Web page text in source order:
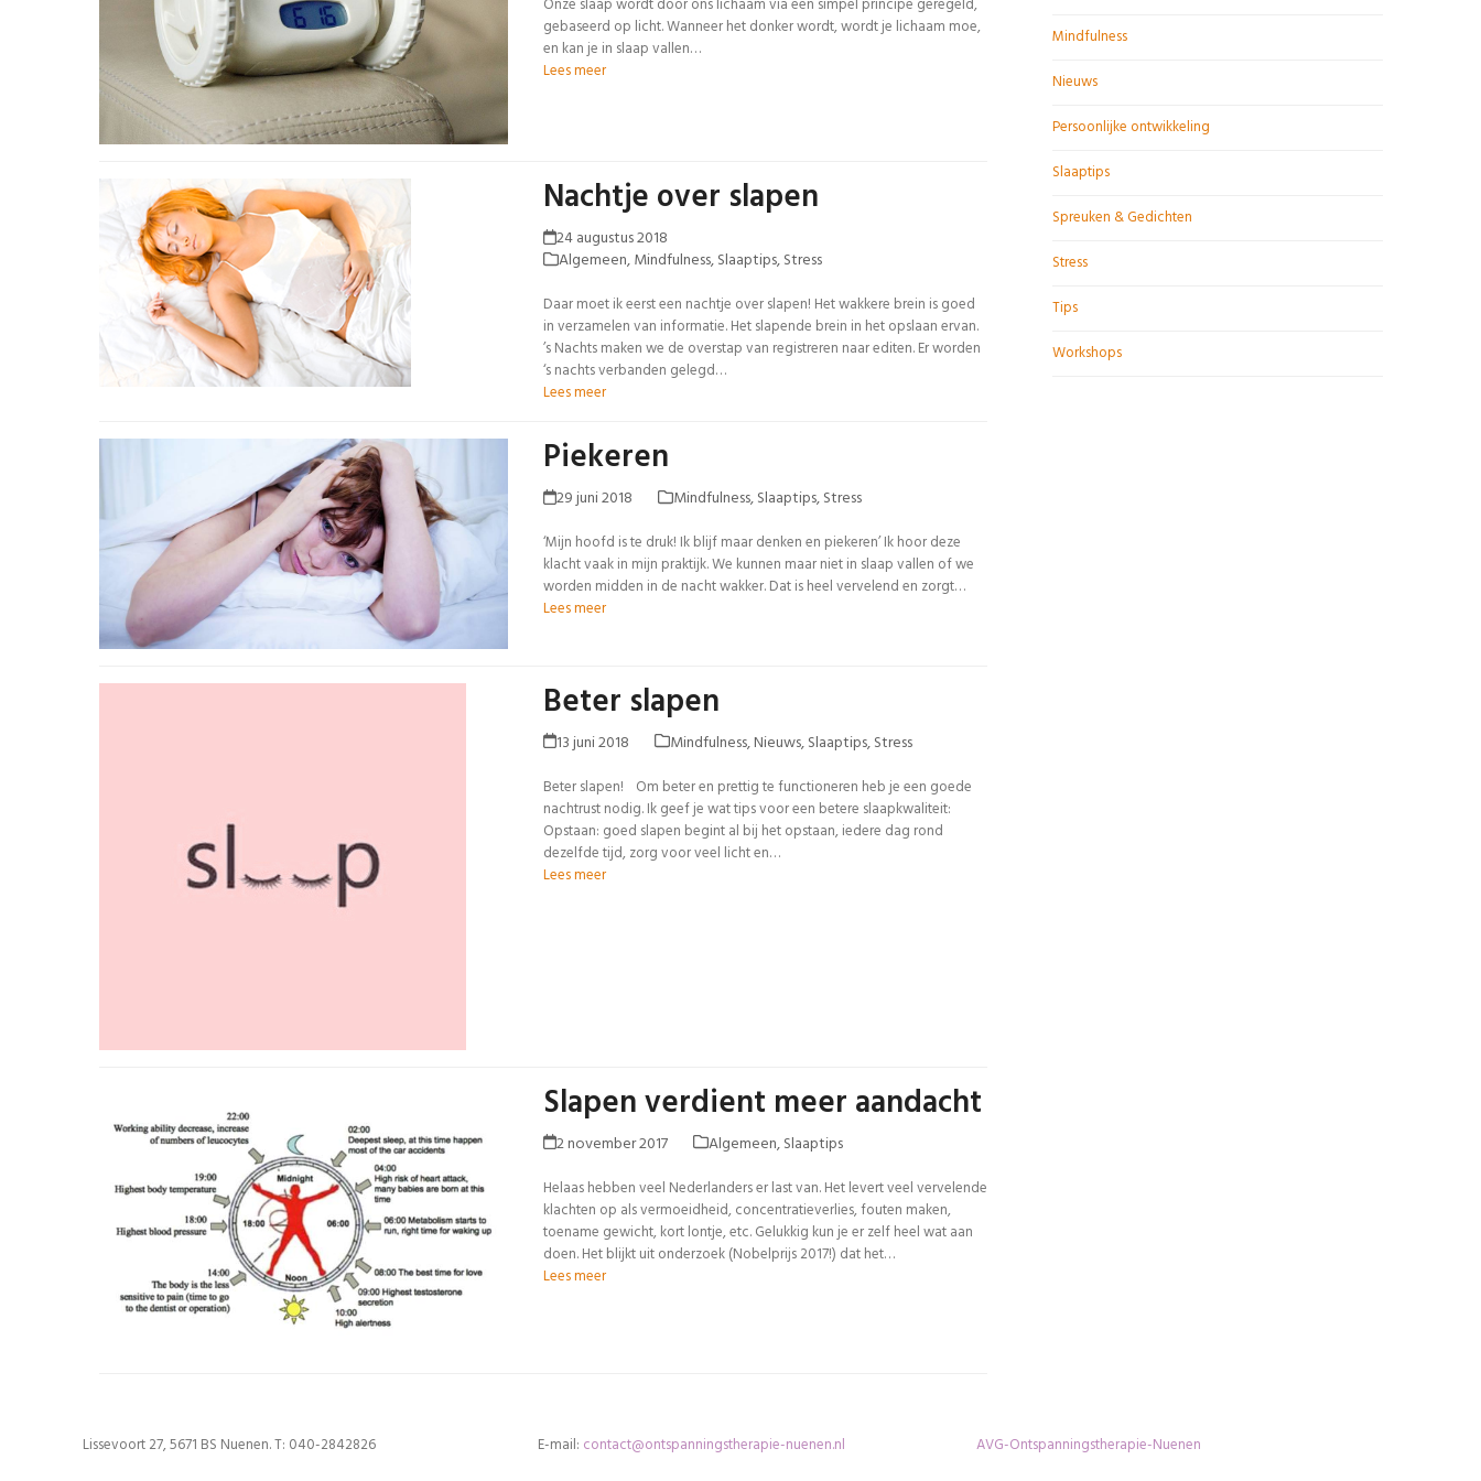
Onze slaap wordt door ons lichaam via een simpel principe geregeld,
gebaseerd op licht. Wanneer het donker wordt, wordt je lichaam moe,
en kan je in slaap vallen…
Lees meer
Nachtje over slapen
24 augustus 2018
Algemeen,Mindfulness,Slaaptips,Stress
Daar moet ik eerst een nachtje over slapen! Het wakkere brein is goed
in verzamelen van informatie. Het slapende brein in het opslaan ervan.
’s Nachts maken we de overstap van registreren naar editen. Er worden
‘s nachts verbanden gelegd…
Lees meer
Piekeren
29 juni 2018 Mindfulness,Slaaptips,Stress
‘Mijn hoofd is te druk! Ik blijf maar denken en piekeren’ Ik hoor deze
klacht vaak in mijn praktijk. We kunnen maar niet in slaap vallen of we
worden midden in de nacht wakker. Dat is heel vervelend en zorgt…
Lees meer
Beter slapen
13 juni 2018 Mindfulness,Nieuws,Slaaptips,Stress
Beter slapen! Om beter en prettig te functioneren heb je een goede
nachtrust nodig. Ik geef je wat tips voor een betere slaapkwaliteit:
Opstaan: goed slapen begint al bij het opstaan, iedere dag rond
dezelfde tijd, zorg voor veel licht en…
Lees meer
Slapen verdient meer aandacht
2 november 2017 Algemeen,Slaaptips
Helaas hebben veel Nederlanders er last van. Het levert veel vervelende
klachten op als vermoeidheid, concentratieverlies, fouten maken,
toename gewicht, kort lontje, etc. Gelukkig kun je er zelf heel wat aan
doen. Het blijkt uit onderzoek (Nobelprijs 2017!) dat het…
Lees meer
Mindfulness
Nieuws
Persoonlijke ontwikkeling
Slaaptips
Spreuken & Gedichten
Stress
Tips
Workshops
Lissevoort 27, 5671 BS Nuenen. T: 040-2842826 E-mail: contact@ontspanningstherapie-nuenen.nl AVG-Ontspanningstherapie-Nuenen